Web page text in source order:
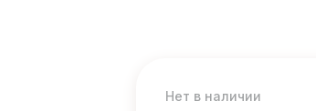
Нет в наличии